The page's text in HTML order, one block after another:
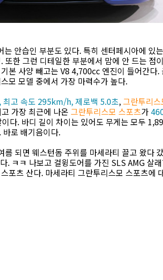
안습인 부분도 있다. 특히 센터페시아에 있
한 그런 디테일한 부분에서 맘에 안 드는 점
본 사양 빼고는 V8 4,700cc 엔진이 들어간다
모 모델 중에서 가장 마력수가 높다.
고 속도 295km/h, 제로백 5.0초, 그란투리
가장 최근에 나온 그란투리스모 스포츠가
다. 바디 길이 차이는 있어도 무게는 모두
로 배기음이다.
되면 웨스턴돔 주위를 마세라티 끌고 왔다
. ㅋㅋ 나보고 걸윙도어를 가진 SLS AMG 살
포츠 산다. 마세라티 그란투리스모 스포츠에